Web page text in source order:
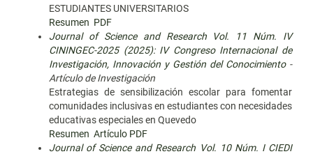
ESTUDIANTES UNIVERSITARIOS
Resumen PDF
Journal of Science and Research Vol. 11 Núm. IV
CININGEC-2025 (2025): IV Congreso Internacional de
Investigación, Innovación y Gestión del Conocimiento-
Artículo de Investigación
Estrategias de sensibilización escolar para fomentar
comunidades inclusivas en estudiantes con necesidades
educativas especiales en Quevedo
Resumen Artículo PDF
Journal of Science and Research Vol. 10 Núm. I CIEDI